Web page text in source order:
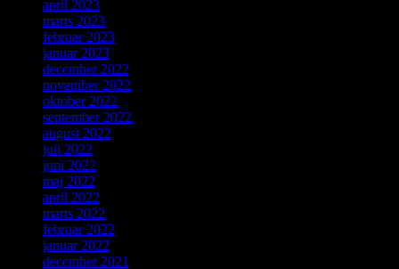
april 2023
marts 2023
februar 2023
januar 2023
december 2022
november 2022
oktober 2022
september 2022
august 2022
juli 2022
juni 2022
maj 2022
april 2022
marts 2022
februar 2022
januar 2022
december 2021